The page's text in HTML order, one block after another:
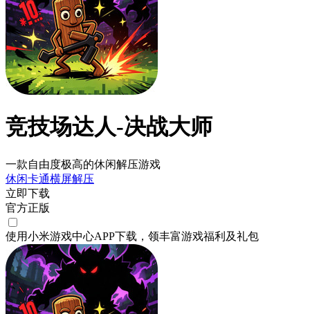
竞技场达人-决战大师
一款自由度极高的休闲解压游戏
休闲卡通横屏解压
立即下载
官方正版
使用小米游戏中心APP下载 ，领丰富游戏福利 及礼包